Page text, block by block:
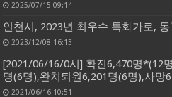
2025/07/15 09:14
인천시, 2023년 최우수 특화가로,
2023/12/08 16:13
[2021/06/16/0시] 확진6,470명*(12
명(6명),완치퇴원6,201명(6명),사망
2021/06/16 10:51